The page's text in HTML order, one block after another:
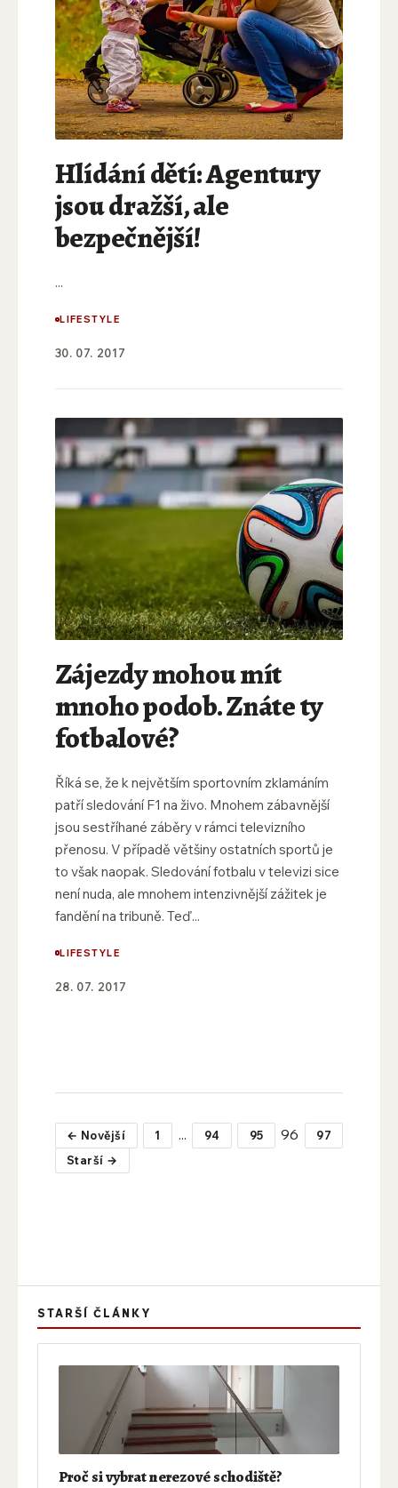
Hlídání dětí: Agentury
jsou dražší, ale
bezpečnější!
...
LIFESTYLE
30. 07. 2017
Zájezdy mohou mít
mnoho podob. Znáte ty
fotbalové?
Říká se, že k největším sportovním zklamáním
patří sledování F1 na živo. Mnohem zábavnější
jsou sestříhané záběry v rámci televizního
přenosu. V případě většiny ostatních sportů je
to však naopak. Sledování fotbalu v televizi sice
není nuda, ale mnohem intenzivnější zážitek je
fandění na tribuně. Teď...
LIFESTYLE
28. 07. 2017
← Novější 1 ... 94 95 96
97
Starší →
STARŠÍ ČLÁNKY
Proč si vybrat nerezové schodiště?